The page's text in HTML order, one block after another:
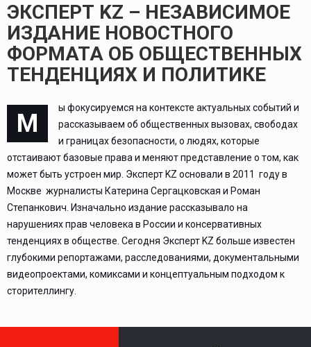
ЭКСПЕРТ KZ – НЕЗАВИСИМОЕ
ИЗДАНИЕ НОВОСТНОГО
ФОРМАТА ОБ ОБЩЕСТВЕННЫХ
ТЕНДЕНЦИЯХ И ПОЛИТИКЕ
М
ы фокусируемся на контексте актуальных событий и
рассказываем об общественных вызовах, свободах
и границах безопасности, о людях, которые
отстаивают базовые права и меняют представление о том, как
может быть устроен мир. Эксперт KZ основали в 2011 году в
Москве журналисты Катерина Сергацковская и Роман
Степанкович. Изначально издание рассказывало на
нарушениях прав человека в России и консервативных
тенденциях в обществе. Сегодня Эксперт KZ больше известен
глубокими репортажами, расследованиями, документальными
видеопроектами, комиксами и концептуальным подходом к
сторителлингу.